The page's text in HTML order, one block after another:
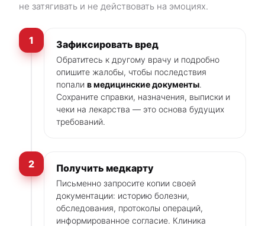
не затягивать и не действовать на эмоциях.
1 Зафиксировать вред
Обратитесь к другому врачу и подробно
опишите жалобы, чтобы последствия
попали в медицинские документы.
Сохраните справки, назначения, выписки и
чеки на лекарства — это основа будущих
требований.
2 Получить медкарту
Письменно запросите копии своей
документации: историю болезни,
обследования, протоколы операций,
информированное согласие. Клиника